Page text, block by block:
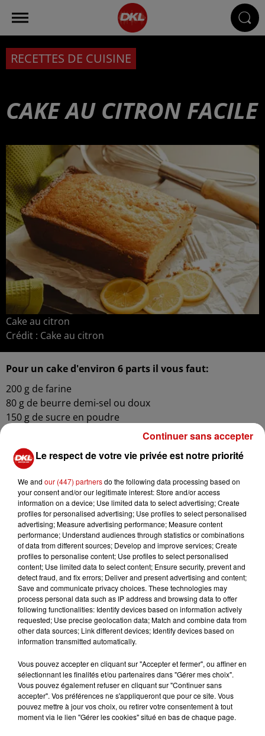
RECETTES DE CUISINE
CAKE AU CITRON FACILE
Cake au citron
Crédit : Cake au citron
Pour un cake d'environ 6 parts il vous faut:
200 g de farine
80 g de beurre demi-sel ou doux
150 g de sucre en poudre
1 sachet de levure chimique
10 cl de lait ou crème fraîche
zestes et jus d’un citron
Préparation:
Pour réaliser votre cake au citron rapide et facile,
préchauffez le four à 180°C.
Prélevez le zeste de citron puis pressez-le pour
récupérer le jus.
Mélangez la farine de gruau Francine et le sucre. Ajoutez
les œufs puis le beurre fondu et enfin le zeste râpé ainsi
que le jus de citron.
Versez la préparation dans un moule à cake
préalablement beurré et fariné. Enfournez pendant 35
minutes à 180°C.
LES AUTRES ACTUALITÉS
31 juillet 2026
Mulhouse : un homme condamné à
Le respect de votre vie privée est notre priorité
We and our (447) partnersdo the following data processing based on
your consent and/or our legitimate interest: Store and/or access
information on a device; Use limited data to select advertising; Create
profiles for personalised advertising; Use profiles to select personalised
advertising; Measure advertising performance; Measure content
performance; Understand audiences through statistics or combinations
of data from different sources; Develop and improve services; Create
profiles to personalise content; Use profiles to select personalised
content; Use limited data to select content; Ensure security, prevent and
detect fraud, and fix errors; Deliver and present advertising and content;
Save and communicate privacy choices. These technologies may
process personal data such as IP address and browsing data to offer
following functionalities: Identify devices based on information actively
requested; Use precise geolocation data; Match and combine data from
other data sources; Link different devices; Identify devices based on
information transmitted automatically.
Vous pouvez accepter en cliquant sur "Accepter et fermer", ou affiner en
sélectionnant les finalités et/ou partenaires dans "Gérer mes choix".
Vous pouvez également refuser en cliquant sur "Continuer sans
accepter". Vos préférences ne s'appliqueront que pour ce site. Vous
pouvez mettre à jour vos choix, ou retirer votre consentement à tout
moment via le lien "Gérer les cookies" situé en bas de chaque page.
Continuer sans accepter